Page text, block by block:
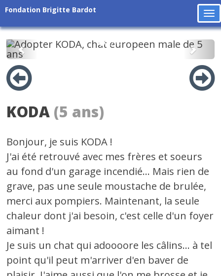
Fondation Brigitte Bardot
Précédent
KODA (5 ans)
Bonjour, je suis KODA !
J'ai été retrouvé avec mes frères et soeurs
au fond d'un garage incendié... Mais rien de
grave, pas une seule moustache de brulée,
merci aux pompiers. Maintenant, la seule
chaleur dont j'ai besoin, c'est celle d'un foyer
aimant !
Je suis un chat qui adoooore les câlins... à tel
point qu'il peut m'arriver d'en baver de